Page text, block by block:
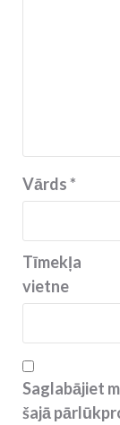
Vārds*
Tīmekļa
vietne
Saglabājiet
šajā